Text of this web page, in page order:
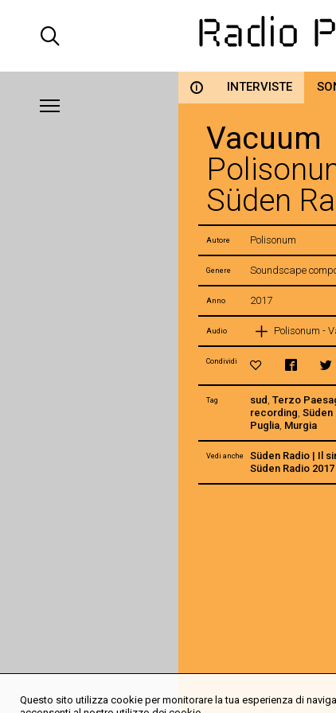
i INTERVISTE
Vacuum
Süden
Autore Polisonum
Genere Soundscape
Anno 2017
Audio Polisonum -
Condividi
Tag sud ,Terzo
recording,Süden
Puglia, Murgia
Vedi anche
Süden Radio | Il
Süden Radio
Questo sito utilizza cookie per monitorare la tua esperienza di